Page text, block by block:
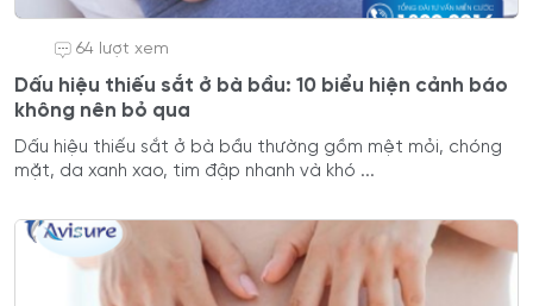
64 lượt xem
Dấu hiệu thiếu sắt ở bà bầu: 10 biểu hiện cảnh báo
không nên bỏ qua
Dấu hiệu thiếu sắt ở bà bầu thường gồm mệt mỏi, chóng
mặt, da xanh xao, tim đập nhanh và khó ...